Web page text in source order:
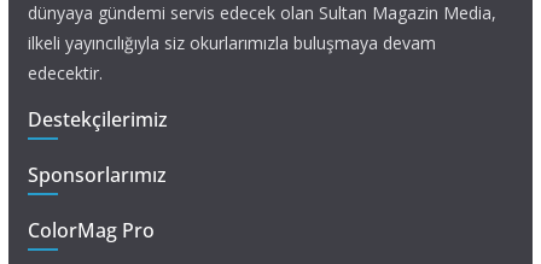
dünyaya gündemi servis edecek olan Sultan Magazin Media,
ilkeli yayıncılığıyla siz okurlarımızla buluşmaya devam
edecektir.
Destekçilerimiz
Sponsorlarımız
ColorMag Pro